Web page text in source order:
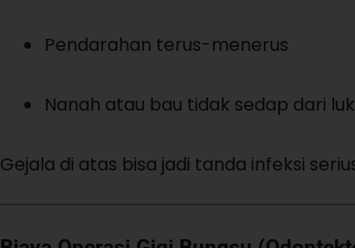
Pendarahan terus-menerus
Nanah atau bau tidak sedap dari
Gejala di atas bisa jadi tanda infeksi